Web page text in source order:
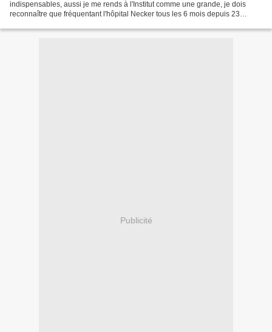
indispensables, aussi je me rends à l'Institut comme une grande, je dois
reconnaître que fréquentant l'hôpital Necker tous les 6 mois depuis 23
Publicité